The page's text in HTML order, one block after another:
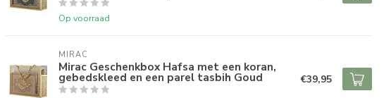
Op voorraad
MIRAC
Mirac Geschenkbox Hafsa met een koran,
gebedskleed en een parel tasbih Goud €39,95